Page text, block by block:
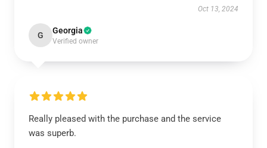
Oct 13, 2024
G Georgia
Verified owner
Really pleased with the purchase and the service
was superb.